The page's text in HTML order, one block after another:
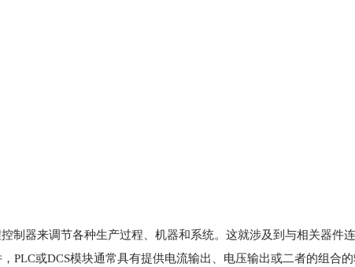
制器来调节各种生产过程、机器和系统。这就涉及到与相关器件
PLC或DCS模块通常具有提供电流输出、电压输出或二者的组合的